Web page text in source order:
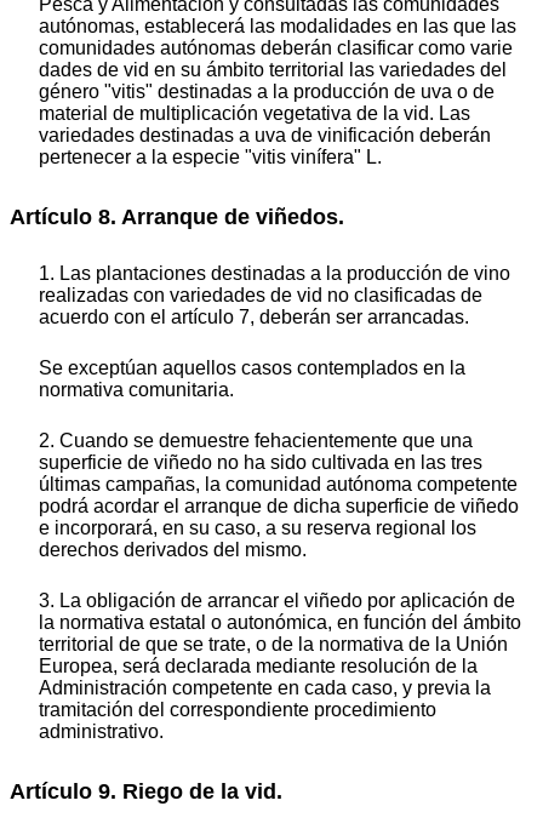
Pesca y Alimentación y consultadas las comunidades
autónomas, establecerá las modalidades en las que las
comunidades autónomas deberán clasificar como varie
dades de vid en su ámbito territorial las variedades del
género "vitis" destinadas a la producción de uva o de
material de multiplicación vegetativa de la vid. Las
variedades destinadas a uva de vinificación deberán
pertenecer a la especie "vitis vinífera" L.
Artículo 8. Arranque de viñedos.
1. Las plantaciones destinadas a la producción de vino
realizadas con variedades de vid no clasificadas de
acuerdo con el artículo 7, deberán ser arrancadas.
Se exceptúan aquellos casos contemplados en la
normativa comunitaria.
2. Cuando se demuestre fehacientemente que una
superficie de viñedo no ha sido cultivada en las tres
últimas campañas, la comunidad autónoma competente
podrá acordar el arranque de dicha superficie de viñedo
e incorporará, en su caso, a su reserva regional los
derechos derivados del mismo.
3. La obligación de arrancar el viñedo por aplicación de
la normativa estatal o autonómica, en función del ámbito
territorial de que se trate, o de la normativa de la Unión
Europea, será declarada mediante resolución de la
Administración competente en cada caso, y previa la
tramitación del correspondiente procedimiento
administrativo.
Artículo 9. Riego de la vid.